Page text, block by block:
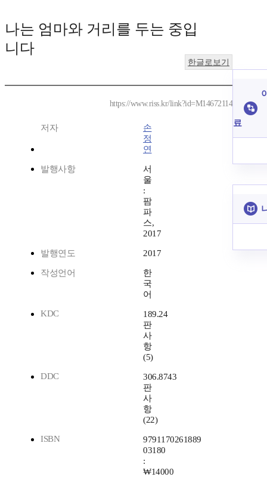
나는 엄마와 거리를 두는 중입
니다
한글로보기
https://www.riss.kr/link?id=M14672114
저자
손
정
연
발행사항
서
울
:
팜
파
스,
2017
발행연도 2017
작성언어
한
국
어
KDC
189.24
판
사
항
(5)
DDC
306.8743
판
사
항
(22)
ISBN
9791170261889
03180
:
₩14000
료